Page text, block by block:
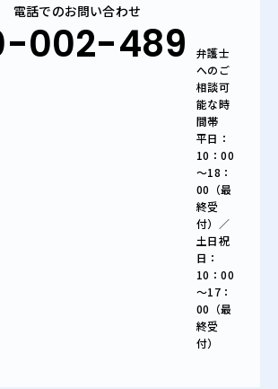
電話でのお問い合わせ
002-489
弁護士
へのご
相談可
能な時
間帯
平日：
10：00
～18：
00（最
終受
付）／
土日祝
日：
10：00
～17：
00（最
終受
付）